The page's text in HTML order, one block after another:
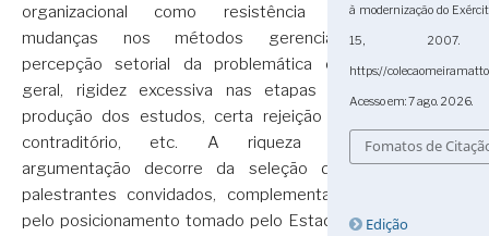
organizacional como resistência às
mudanças nos métodos gerenciais,
percepção setorial da problemática em
geral, rigidez excessiva nas etapas de
produção dos estudos, certa rejeição ao
contraditório, etc. A riqueza da
argumentação decorre da seleção dos
palestrantes convidados, complementada
pelo posicionamento tomado pelo Estado-
à modernização do
15, 2007.
https://
Acesso em: 7 ago. 2026.
Fomatos de
Edição